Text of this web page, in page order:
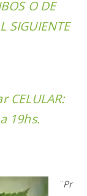
O DE
SIGUIENTE
CELULAR:
19hs.
¨Pr